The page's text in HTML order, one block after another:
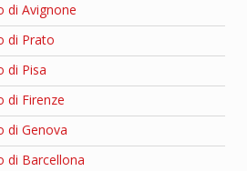
di Avignone
di Prato
di Pisa
di Firenze
di Genova
di Barcellona